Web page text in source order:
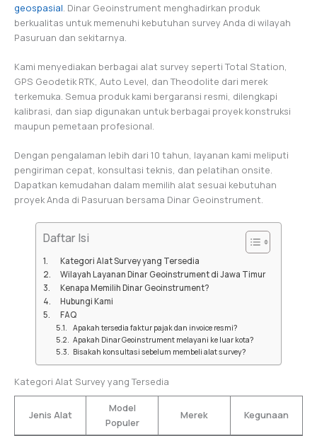
geospasial . Dinar Geoinstrument menghadirkan produk
berkualitas untuk memenuhi kebutuhan survey Anda di wilayah
Pasuruan dan sekitarnya.
Kami menyediakan berbagai alat survey seperti Total Station,
GPS Geodetik RTK, Auto Level, dan Theodolite dari merek
terkemuka. Semua produk kami bergaransi resmi, dilengkapi
kalibrasi, dan siap digunakan untuk berbagai proyek konstruksi
maupun pemetaan profesional.
Dengan pengalaman lebih dari 10 tahun, layanan kami meliputi
pengiriman cepat, konsultasi teknis, dan pelatihan onsite.
Dapatkan kemudahan dalam memilih alat sesuai kebutuhan
proyek Anda di Pasuruan bersama Dinar Geoinstrument.
Daftar Isi
Kategori Alat Survey yang Tersedia
Wilayah Layanan Dinar Geoinstrument di Jawa Timur
Kenapa Memilih Dinar Geoinstrument?
Hubungi Kami
FAQ
Apakah tersedia faktur pajak dan invoice resmi?
Apakah Dinar Geoinstrument melayani ke luar kota?
Bisakah konsultasi sebelum membeli alat survey?
Kategori Alat Survey yang Tersedia
Jenis Alat
Model
Populer
Merek Kegunaan